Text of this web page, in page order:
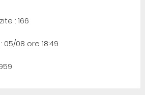
: 166
05/08 ore 18:49